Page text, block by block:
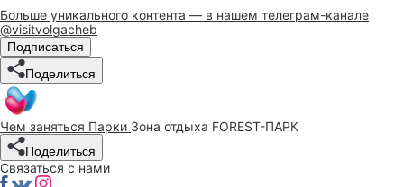
Больше уникального контента — в нашем телеграм-канале
@visitvolgacheb
Подписаться
Поделиться
Чем заняться Парки Зона отдыха FOREST-ПАРК
Поделиться
Связаться с нами